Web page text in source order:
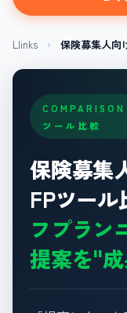
Llinks › 保険募集人向
ツール比較
保険募集
FPツー
フプラン
提案を"